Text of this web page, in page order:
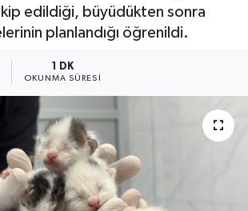
edildiği, büyüdükten sonra
planlandığı öğrenildi.
1 DK
OKUNMA SÜRESI